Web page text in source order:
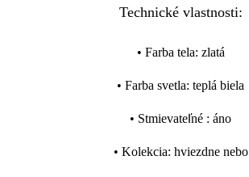
Technické vlastnosti:
• Farba tela: zlatá
• Farba svetla: teplá biela
• Stmievateľné : áno
• Kolekcia: hviezdne nebo